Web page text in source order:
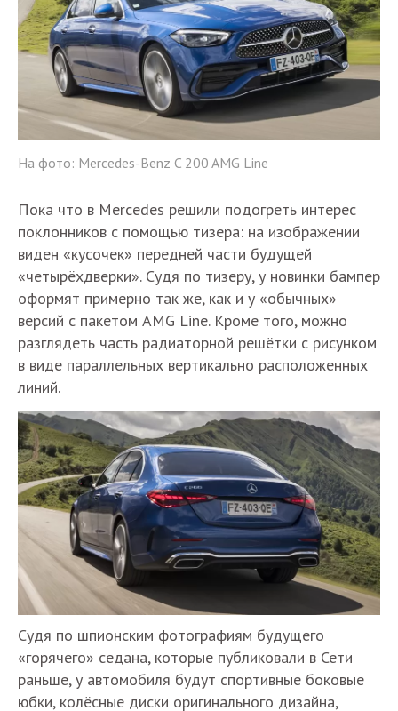
На фото: Mercedes-Benz C 200 AMG Line
Пока что в Mercedes решили подогреть интерес
поклонников с помощью тизера: на изображении
виден «кусочек» передней части будущей
«четырёхдверки». Судя по тизеру, у новинки бампер
оформят примерно так же, как и у «обычных»
версий с пакетом AMG Line. Кроме того, можно
разглядеть часть радиаторной решётки с рисунком
в виде параллельных вертикально расположенных
линий.
Судя по шпионским фотографиям будущего
«горячего» седана, которые публиковали в Сети
раньше, у автомобиля будут спортивные боковые
юбки, колёсные диски оригинального дизайна,